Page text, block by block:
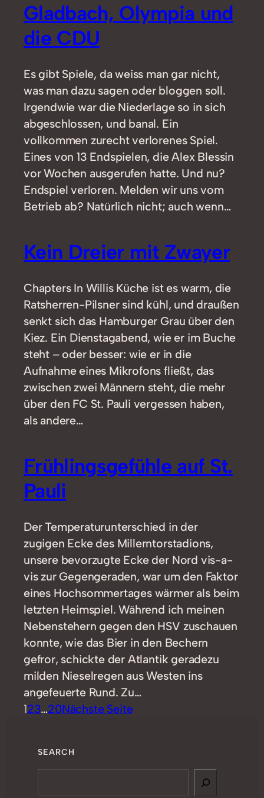
Gladbach, Olympia und
die CDU
Es gibt Spiele, da weiss man gar nicht,
was man dazu sagen oder bloggen soll.
Irgendwie war die Niederlage so in sich
abgeschlossen, und banal. Ein
vollkommen zurecht verlorenes Spiel.
Eines von 13 Endspielen, die Alex Blessin
vor Wochen ausgerufen hatte. Und nu?
Endspiel verloren. Melden wir uns vom
Betrieb ab? Natürlich nicht; auch wenn…
Kein Dreier mit Zwayer
Chapters In Willis Küche ist es warm, die
Ratsherren-Pilsner sind kühl, und draußen
senkt sich das Hamburger Grau über den
Kiez. Ein Dienstagabend, wie er im Buche
steht – oder besser: wie er in die
Aufnahme eines Mikrofons fließt, das
zwischen zwei Männern steht, die mehr
über den FC St. Pauli vergessen haben,
als andere…
Frühlingsgefühle auf St.
Pauli
Der Temperaturunterschied in der
zugigen Ecke des Millerntorstadions,
unsere bevorzugte Ecke der Nord vis-a-
vis zur Gegengeraden, war um den Faktor
eines Hochsommertages wärmer als beim
letzten Heimspiel. Während ich meinen
Nebenstehern gegen den HSV zuschauen
konnte, wie das Bier in den Bechern
gefror, schickte der Atlantik geradezu
milden Nieselregen aus Westen ins
angefeuerte Rund. Zu…
123…20Nächste Seite
SEARCH